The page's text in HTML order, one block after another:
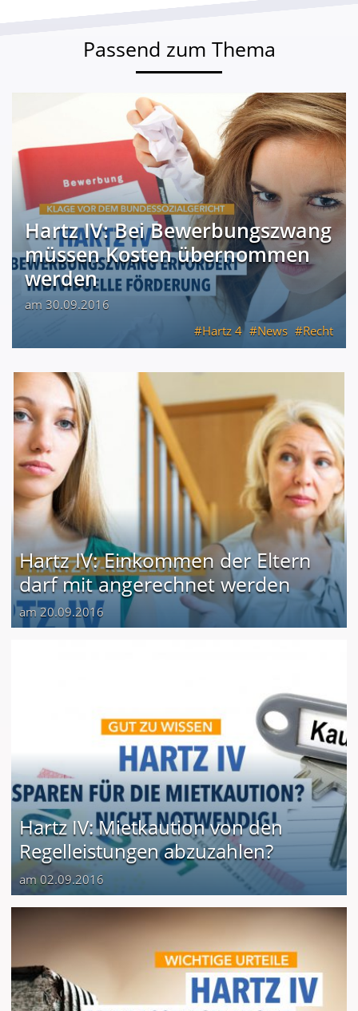
Passend zum Thema
Hartz IV: Bei Bewerbungszwang
müssen Kosten übernommen
werden
am 30.09.2016
Hartz 4
News Recht
Hartz IV: Einkommen der Eltern
darf mit angerechnet werden
am 20.09.2016
Hartz IV: Mietkaution von den
Regelleistungen abzuzahlen?
am 02.09.2016